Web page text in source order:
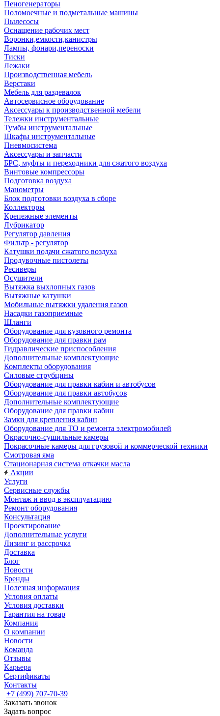
Пеногенераторы
Поломоечные и подметальные машины
Пылесосы
Оснащение рабочих мест
Воронки,емкости,канистры
Лампы, фонари,переноски
Тиски
Лежаки
Производственная мебель
Верстаки
Мебель для раздевалок
Автосервисное оборудование
Аксессуары к производственной мебели
Тележки инструментальные
Тумбы инструментальные
Шкафы инструментальные
Пневмосистема
Аксессуары и запчасти
БРС, муфты и переходники для сжатого воздуха
Винтовые компрессоры
Подготовка воздуха
Манометры
Блок подготовки воздуха в сборе
Коллекторы
Крепежные элементы
Лубрикатор
Регулятор давления
Фильтр - регулятор
Катушки подачи сжатого воздуха
Продувочные пистолеты
Ресиверы
Осушители
Вытяжка выхлопных газов
Вытяжные катушки
Мобильные вытяжки удаления газов
Насадки газоприемные
Шланги
Оборудование для кузовного ремонта
Оборудование для правки рам
Гидравлические приспособления
Дополнительные комплектующие
Комплекты оборудования
Силовые струбцины
Оборудование для правки кабин и автобусов
Оборудование для правки автобусов
Дополнительные комплектующие
Оборудование для правки кабин
Замки для крепления кабин
Оборудование для ТО и ремонта электромобилей
Окрасочно-сушильные камеры
Покрасочные камеры для грузовой и коммерческой техники
Смотровая яма
Стационарная система откачки масла
Акции
Услуги
Сервисные службы
Монтаж и ввод в эксплуатацию
Ремонт оборудования
Консультация
Проектирование
Дополнительные услуги
Лизинг и рассрочка
Доставка
Блог
Новости
Бренды
Полезная информация
Условия оплаты
Условия доставки
Гарантия на товар
Компания
О компании
Новости
Команда
Отзывы
Карьера
Сертификаты
Контакты
+7 (499) 707-70-39
Заказать звонок
Задать вопрос